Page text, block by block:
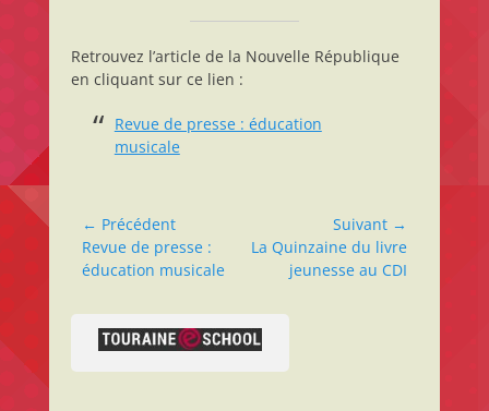
Retrouvez l’article de la Nouvelle République
en cliquant sur ce lien :
Revue de presse : éducation
musicale
Navigation
de
l’article
← Précédent
Article
précédent :
Revue de presse :
éducation musicale
Suivant →
Article
suivant :
La Quinzaine du livre
jeunesse au CDI